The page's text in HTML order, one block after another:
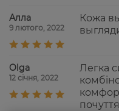
Алла
9 лютого, 2022
Кожа
Olga
12 січня, 2022
Легка